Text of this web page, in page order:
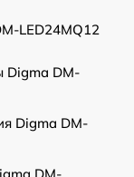
LED24MQ12
Digma DM-
Digma DM-